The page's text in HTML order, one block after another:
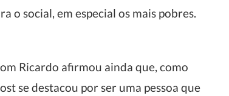
o social, em especial os mais pobres.
Ricardo afirmou ainda que, como
se destacou por ser uma pessoa que